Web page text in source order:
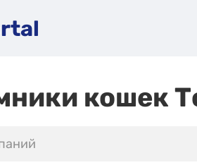
кошек